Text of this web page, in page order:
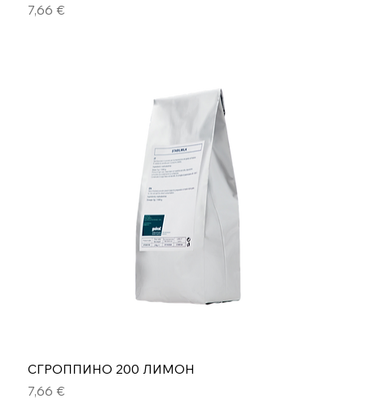
Цена
7,66 €
СГРОППИНО 200 ЛИМОН
Цена
7,66 €